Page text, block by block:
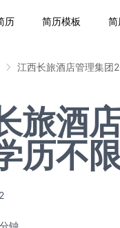
历 简历模板 简
江西长旅酒店管理集团
旅酒
历不
钟